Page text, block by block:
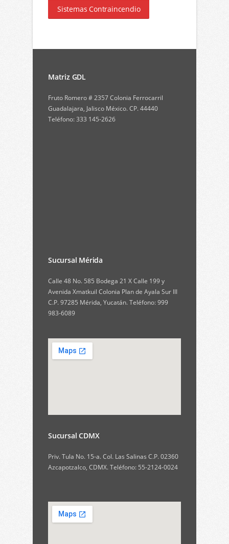
Sistemas Contraincendio
Matriz GDL
Fruto Romero # 2357 Colonia Ferrocarril
Guadalajara, Jalisco México. CP. 44440
Teléfono: 333 145-2626
Sucursal Mérida
Calle 48 No. 585 Bodega 21 X Calle 199 y
Avenida Xmatkuil Colonia Plan de Ayala Sur III
C.P. 97285 Mérida, Yucatán. Teléfono: 999
983-6089
Sucursal CDMX
Priv. Tula No. 15-a. Col. Las Salinas C.P. 02360
Azcapotzalco, CDMX. Teléfono: 55-2124-0024